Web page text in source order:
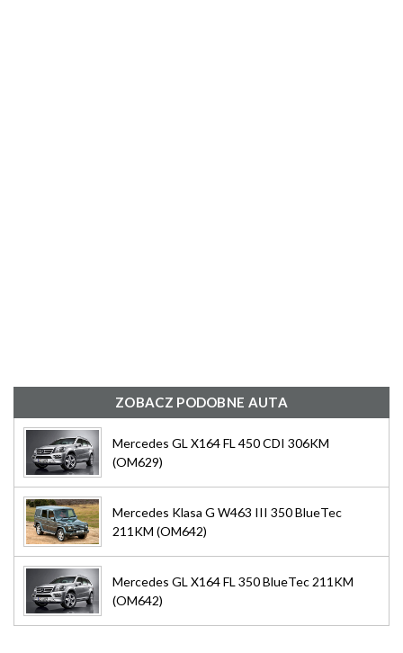
ZOBACZ PODOBNE AUTA
Mercedes GL X164 FL 450 CDI 306KM
(OM629)
Mercedes Klasa G W463 III 350 BlueTec
211KM (OM642)
Mercedes GL X164 FL 350 BlueTec 211KM
(OM642)